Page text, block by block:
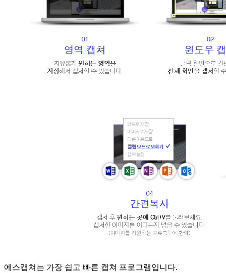
에스캡쳐는 가장 쉽고 빠른 캡쳐 프로그램입니다.